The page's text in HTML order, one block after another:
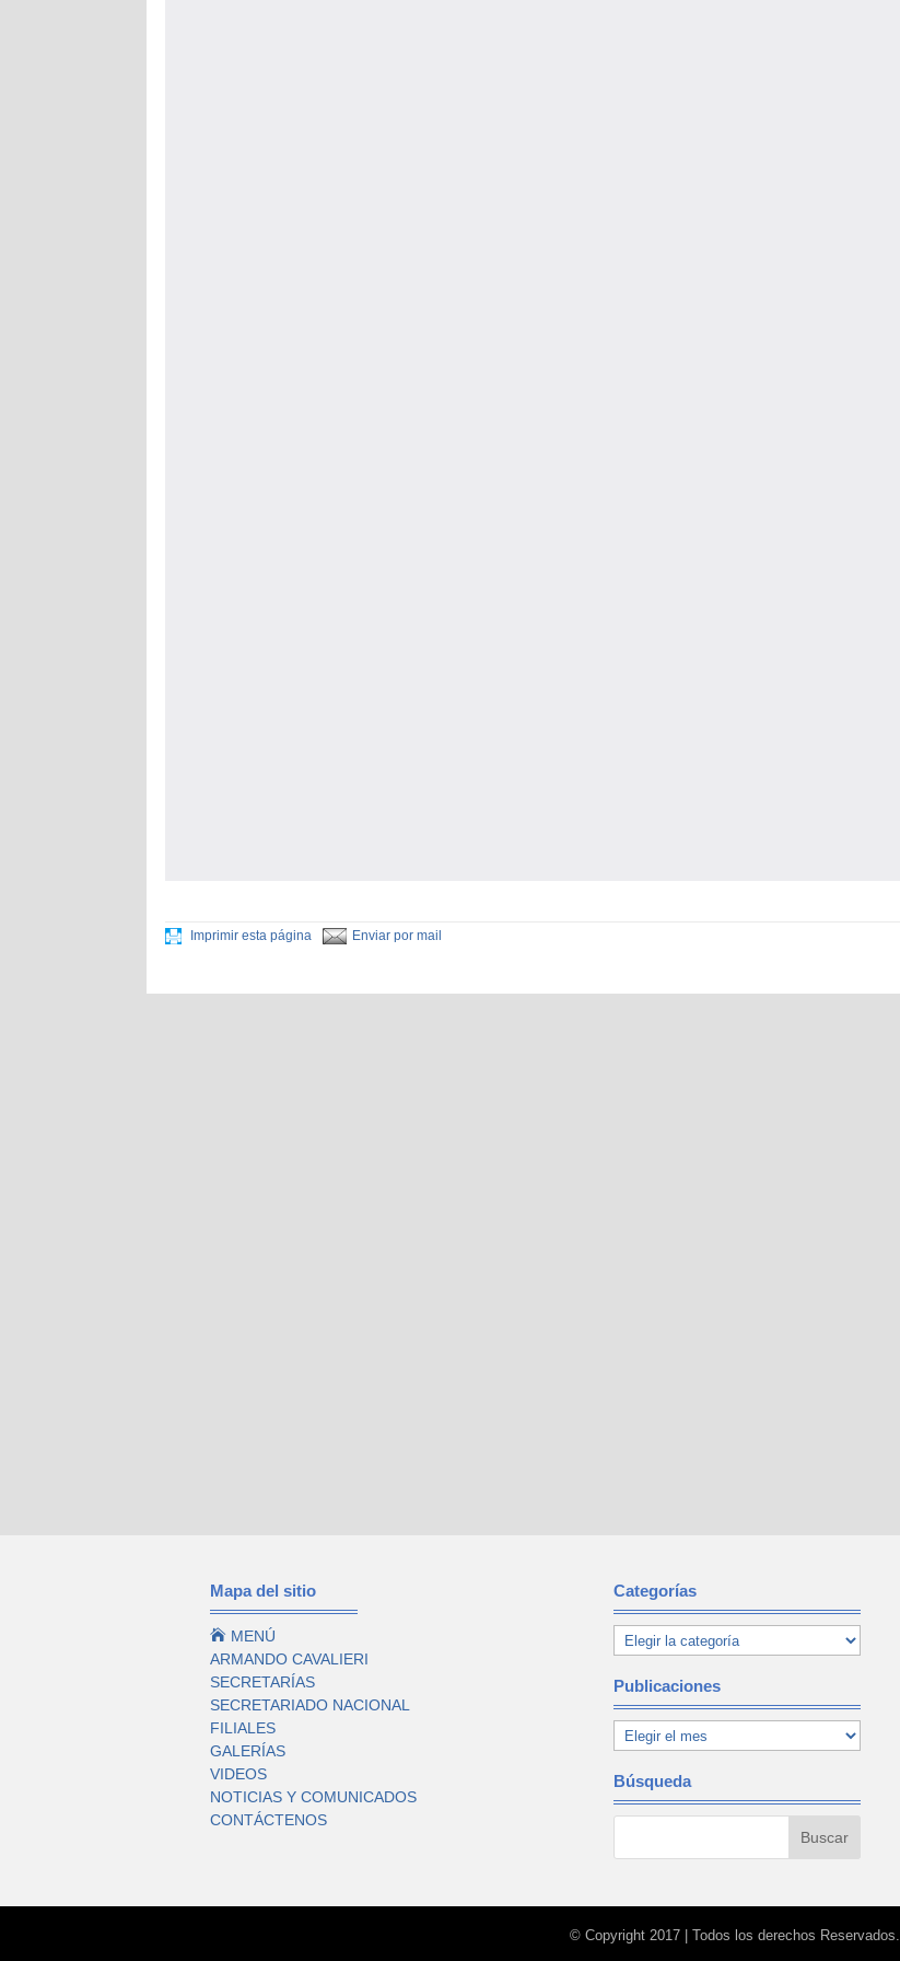
Imprimir esta página Enviar por mail
Mapa del sitio
 MENÚ
ARMANDO CAVALIERI
SECRETARÍAS
SECRETARIADO NACIONAL
FILIALES
GALERÍAS
VIDEOS
NOTICIAS Y COMUNICADOS
CONTÁCTENOS
Categorías
Publicaciones
Búsqueda
© Copyright 2017 | Todos los derechos Reservados.